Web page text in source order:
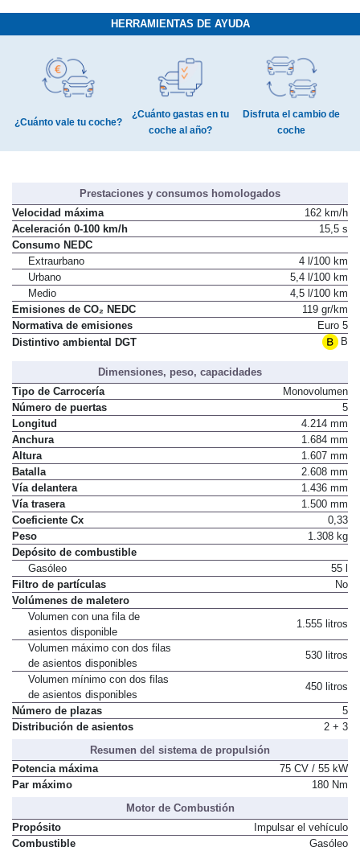
HERRAMIENTAS DE AYUDA
¿Cuánto vale tu coche?
¿Cuánto gastas en tu
coche al año?
Disfruta el cambio de
coche
Prestaciones y consumos homologados
Velocidad máxima
162 km/h
Aceleración 0-100 km/h
15,5 s
Consumo NEDC
Extraurbano
4 l/100 km
Urbano
5,4 l/100 km
Medio
4,5 l/100 km
Emisiones de CO₂ NEDC
119 gr/km
Normativa de emisiones
Euro 5
Distintivo ambiental DGT
B
Dimensiones, peso, capacidades
Tipo de Carrocería
Monovolumen
Número de puertas
5
Longitud
4.214 mm
Anchura
1.684 mm
Altura
1.607 mm
Batalla
2.608 mm
Vía delantera
1.436 mm
Vía trasera
1.500 mm
Coeficiente Cx
0,33
Peso
1.308 kg
Depósito de combustible
Gasóleo
55 l
Filtro de partículas
No
Volúmenes de maletero
Volumen con una fila de
asientos disponible
1.555 litros
Volumen máximo con dos filas
de asientos disponibles
530 litros
Volumen mínimo con dos filas
de asientos disponibles
450 litros
Número de plazas
5
Distribución de asientos
2 + 3
Resumen del sistema de propulsión
Potencia máxima
75 CV / 55 kW
Par máximo
180 Nm
Motor de Combustión
Propósito
Impulsar el vehículo
Combustible
Gasóleo